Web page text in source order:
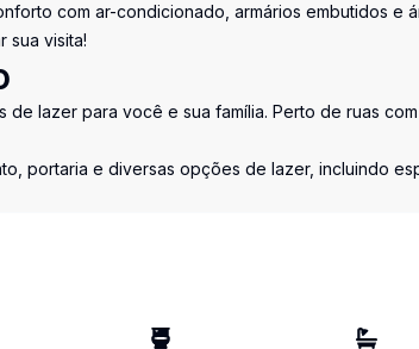
com ar-condicionado, armários embutidos e
sua visita!
lazer para você e sua família. Perto de ruas
portaria e diversas opções de lazer, incluindo